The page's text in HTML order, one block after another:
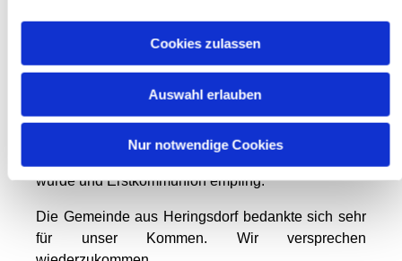
Cookies zulassen
Auswahl erlauben
Nur notwendige Cookies
Diese gestaltete unser Musikteam (Danke Martha,
Alma, Leo und Philipp!), die Lektoren (Danke Josie
und Lea!) und die Ministranten (Danke Hanni, Levi,
Margaretha, Justus und Jonathan!). Die Heilige
Messe war lebendig und fröhlich, in der auch eine
wurde und Erstkommunion empfing.
Die Gemeinde aus Heringsdorf bedankte sich sehr
für unser Kommen. Wir versprechen